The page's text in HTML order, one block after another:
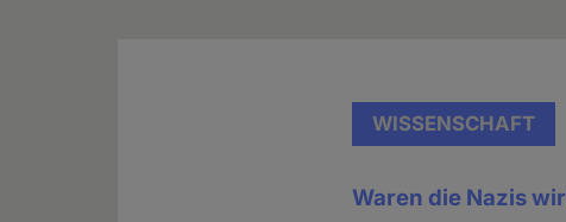
WISSENSCHAFT
Waren die Nazis